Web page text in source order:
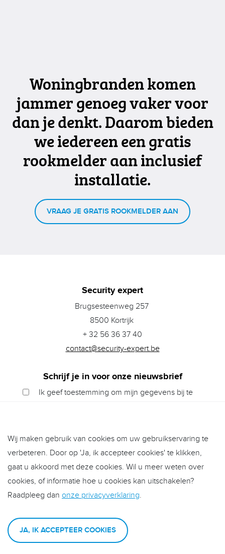
Woningbranden komen
jammer genoeg vaker voor
dan je denkt. Daarom bieden
we iedereen een gratis
rookmelder aan inclusief
installatie.
VRAAG JE GRATIS ROOKMELDER AAN
Wij maken gebruik van cookies om uw gebruikservaring te
verbeteren. Door op 'Ja, ik accepteer cookies' te klikken,
gaat u akkoord met deze cookies. Wil u meer weten over
cookies, of informatie hoe u cookies kan uitschakelen?
Raadpleeg dan onze privacyverklaring.
JA, IK ACCEPTEER COOKIES
Security expert
Brugsesteenweg 257
8500 Kortrijk
+ 32 56 36 37 40
contact@security-expert.be
Schrijf je in voor onze nieuwsbrief
Ik geef toestemming om mijn gegevens bij te
VERSTUREN
Privacyverklaring
Security expert is een initiatief van